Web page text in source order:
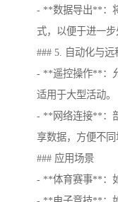
- **数据导出**：
式，以便于进一步
### 5. 自动化与远
- **遥控操作**：
适用于大型活动。
- **网络连接**：
享数据，方便不同
### 应用场景
- **体育赛事**：